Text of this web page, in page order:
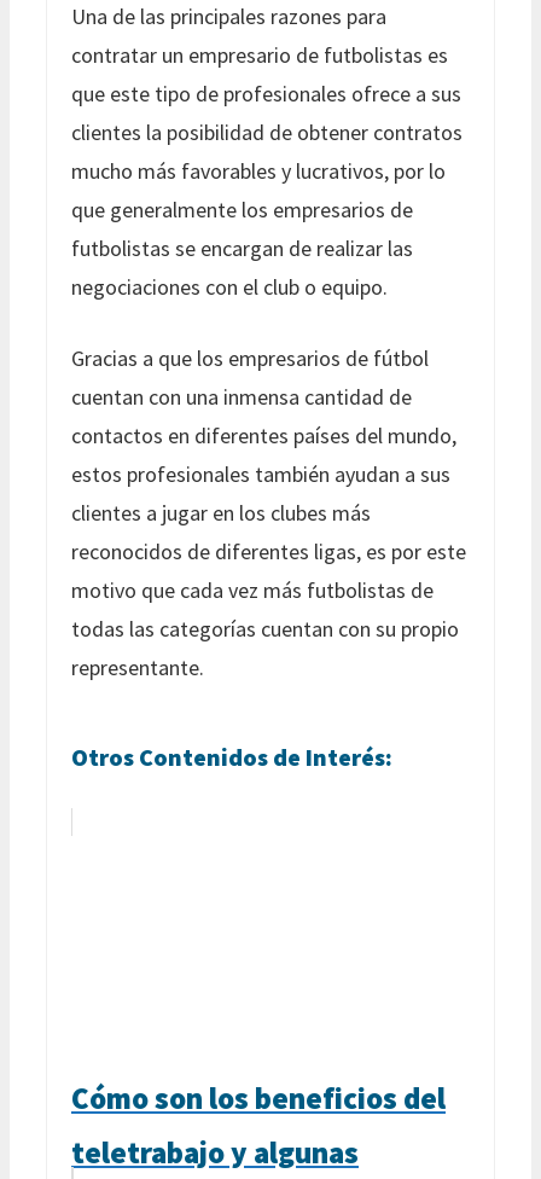
Una de las principales razones para
contratar un empresario de futbolistas es
que este tipo de profesionales ofrece a sus
clientes la posibilidad de obtener contratos
mucho más favorables y lucrativos, por lo
que generalmente los empresarios de
futbolistas se encargan de realizar las
negociaciones con el club o equipo.
Gracias a que los empresarios de fútbol
cuentan con una inmensa cantidad de
contactos en diferentes países del mundo,
estos profesionales también ayudan a sus
clientes a jugar en los clubes más
reconocidos de diferentes ligas, es por este
motivo que cada vez más futbolistas de
todas las categorías cuentan con su propio
representante.
Otros Contenidos de Interés:
Cómo son los beneficios del
teletrabajo y algunas